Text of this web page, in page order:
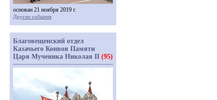
основан 21 ноября 2019 г.
Другие события
Благовещенский отдел
Казачьего Конвоя Памяти
Царя Мученика Николая II (95)